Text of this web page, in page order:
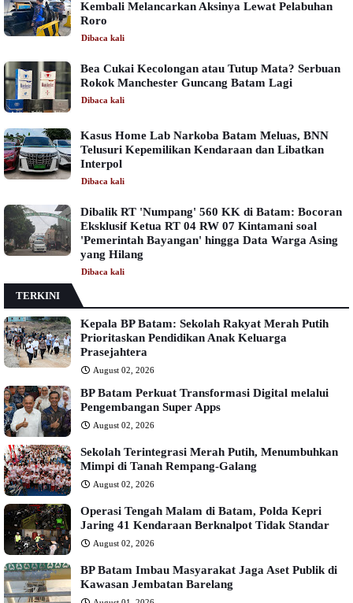
Kembali Melancarkan Aksinya Lewat Pelabuhan
Roro
Dibaca kali
Bea Cukai Kecolongan atau Tutup Mata? Serbuan
Rokok Manchester Guncang Batam Lagi
Dibaca kali
Kasus Home Lab Narkoba Batam Meluas, BNN
Telusuri Kepemilikan Kendaraan dan Libatkan
Interpol
Dibaca kali
Dibalik RT 'Numpang' 560 KK di Batam: Bocoran
Eksklusif Ketua RT 04 RW 07 Kintamani soal
'Pemerintah Bayangan' hingga Data Warga Asing
yang Hilang
Dibaca kali
TERKINI
Kepala BP Batam: Sekolah Rakyat Merah Putih
Prioritaskan Pendidikan Anak Keluarga
Prasejahtera
August 02, 2026
BP Batam Perkuat Transformasi Digital melalui
Pengembangan Super Apps
August 02, 2026
Sekolah Terintegrasi Merah Putih, Menumbuhkan
Mimpi di Tanah Rempang-Galang
August 02, 2026
Operasi Tengah Malam di Batam, Polda Kepri
Jaring 41 Kendaraan Berknalpot Tidak Standar
August 02, 2026
BP Batam Imbau Masyarakat Jaga Aset Publik di
Kawasan Jembatan Barelang